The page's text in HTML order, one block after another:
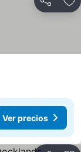
Compartir
Ver precios